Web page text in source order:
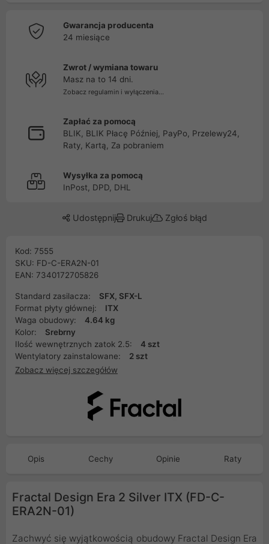
Gwarancja producenta
24 miesiące
Zwrot / wymiana towaru
Masz na to 14 dni.
Zobacz regulamin i wyłączenia...
Zapłać za pomocą
BLIK, BLIK Płacę Później, PayPo, Przelewy24,
Raty, Kartą, Za pobraniem
Wysyłka za pomocą
InPost, DPD, DHL
Udostępnij Drukuj Zgłoś błąd
Kod: 7555
SKU: FD-C-ERA2N-01
EAN: 7340172705826
Standard zasilacza:
SFX, SFX-L
Format płyty głównej:
ITX
Waga obudowy:
4.64 kg
Kolor:
Srebrny
Ilość wewnętrznych zatok 2.5:
4 szt
Wentylatory zainstalowane:
2 szt
Zobacz więcej szczegółów
Opis Cechy Opinie Raty
Fractal Design Era 2 Silver ITX (FD-C-
ERA2N-01)
Zachwyć się wyjątkowością obudowy Fractal Design Era